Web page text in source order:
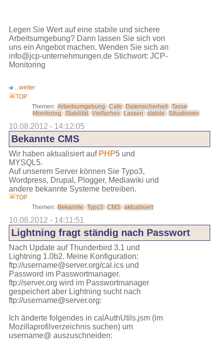
Legen Sie Wert auf eine stabile und sichere
Arbeitsumgebung? Dann lassen Sie sich von
uns ein Angebot machen. Wenden Sie sich an
info@jcp-unternehmungen.de Stichwort: JCP-
Monitoring
...weiter
TOP
Themen:Arbeitsumgebung Cafe Datensicherheit Tasse
Monitoring
Stabilität Vielfaches Lassen stabile Situationen
10.08.2012 - 14:12:05
Bekannte CMS
Wir haben aktualisiert auf PHP5 und
MYSQL5.
Auf unserem Server können Sie Typo3,
Wordpress, Drupal, Plogger, Mediawiki und
andere bekannte Systeme betreiben.
TOP
Themen: Bekannte Typo3 CMS aktualisiert
10.08.2012 - 14:11:51
Lightning fragt ständig nach Passwort
Nach Update auf Thunderbird 3.1 und
Lightning 1.0b2. Meine Konfiguration:
ftp://username@server.org/cal.ics und
Password im Passwortmanager.
ftp://server.org wird im Passwortmanager
gespeichert aber Lightning sucht nach
ftp://username@server.org:
Ich änderte folgendes in calAuthUtils.jsm (im
Mozillaprofilverzeichnis suchen) um
username@ auszuschneiden: